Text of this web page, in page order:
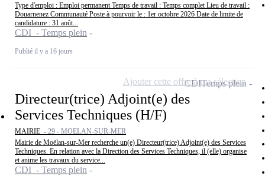
Type d'emploi : Emploi permanent Temps de travail : Temps complet Lieu de travail :
Douarnenez Communauté Poste à pourvoir le : 1er octobre 2026 Date de limite de
candidature : 31 août...
CDI - Temps plein
Publié il y a 16 jours
Directeur(trice) Adjoint(e) des
Services Techniques (H/F)
MAIRIE - 29 - MOELAN-SUR-MER
Mairie de Moëlan-sur-Mer recherche un(e) Directeur(trice) Adjoint(e) des Services
Techniques. En relation avec la Direction des Services Techniques, il (elle) organise
et anime les travaux du service...
CDI - Temps plein
CDITemps plein
Ajouter cette offre à ma sélection